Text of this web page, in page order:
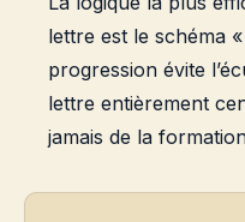
lettre est le schéma
progression évite
lettre entièrement
jamais de la